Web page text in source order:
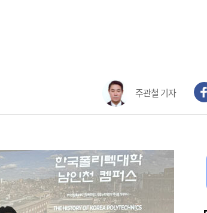
주관철 기자